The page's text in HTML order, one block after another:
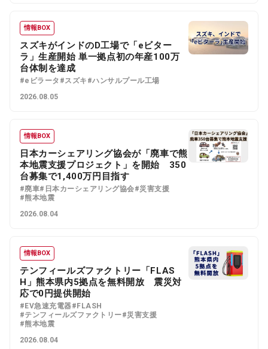
情報BOX
スズキがインドのD工場で「eビター
ラ」生産開始 単一拠点初の年産100万
台体制を達成
#eビラータ #スズキ #ハンサルプール工場
2026.08.05
情報BOX
日本カーシェアリング協会が「廃車で熊
本地震支援プロジェクト」を開始 350
台募集で1,400万円目指す
#廃車#日本カーシェアリング協会#災害支援
#熊本地震
2026.08.04
情報BOX
テンフィールズファクトリー「FLAS
H」熊本県内5拠点を無料開放 震災対
応で0円提供開始
#EV急速充電器#FLASH
#テンフィールズファクトリー#災害支援
#熊本地震
2026.08.04